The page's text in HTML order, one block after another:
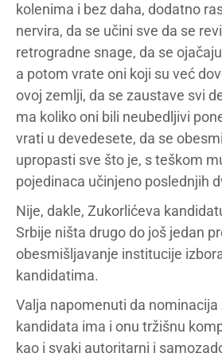
kolenima i bez daha, dodatno
nervira, da se učini sve da se
retrogradne snage, da se
a potom vrate oni koji su već
ovoj zemlji, da se zaustave svi
ma koliko oni bili neubedljivi
vrati u devedesete, da se
upropasti sve što je, s teškom
pojedinaca učinjeno poslednjih
Nije, dakle, Zukorlićeva
Srbije ništa drugo do još jedan
obesmišljavanje institucije
kandidatima.
Valja napomenuti da
kandidata ima i onu tržišnu
kao i svaki autoritarni i